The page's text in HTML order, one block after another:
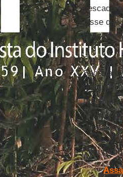
disse que
qualquer
respeita
“A
Veja